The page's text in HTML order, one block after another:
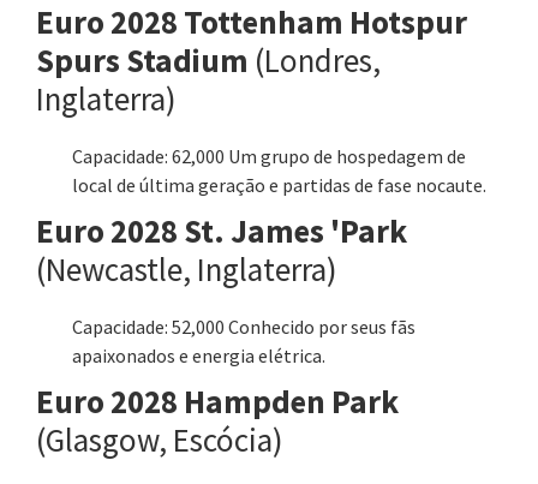
Euro 2028 Tottenham Hotspur
Spurs Stadium (Londres,
Inglaterra)
Capacidade: 62,000 Um grupo de hospedagem de
local de última geração e partidas de fase nocaute.
Euro 2028 St. James 'Park
(Newcastle, Inglaterra)
Capacidade: 52,000 Conhecido por seus fãs
apaixonados e energia elétrica.
Euro 2028 Hampden Park
(Glasgow, Escócia)